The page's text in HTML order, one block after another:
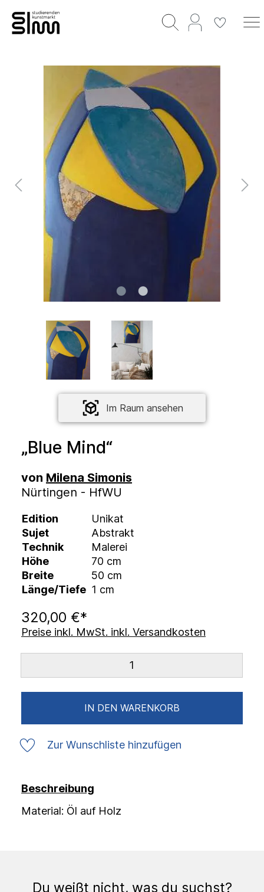
Im Raum ansehen
„Blue Mind“
von Milena Simonis
Nürtingen - HfWU
Edition
Unikat
Sujet
Abstrakt
Technik
Malerei
Höhe
70 cm
Breite
50 cm
Länge/Tiefe 1 cm
320,00 €*
Preise inkl. MwSt. inkl. Versandkosten
IN DEN WARENKORB
Zur Wunschliste hinzufügen
Beschreibung
Material: Öl auf Holz
Du weißt nicht, was du suchst?